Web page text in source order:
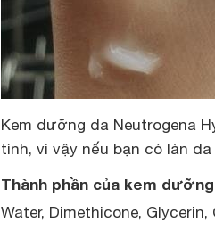
Kem dưỡng da Neutrogena
tính, vì vậy nếu bạn có làn
Thành phần của kem
Water, Dimethicone,